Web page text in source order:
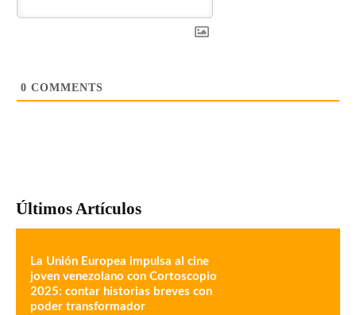
0 COMMENTS
Últimos Artículos
La Unión Europea impulsa al cine
joven venezolano con Cortoscopio
2025: contar historias breves con
poder transformador